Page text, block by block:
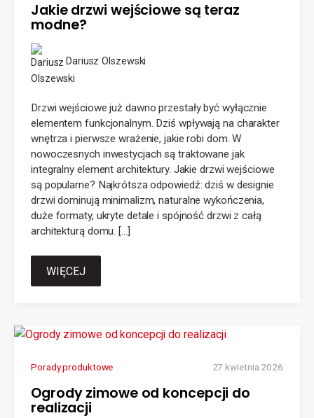
Jakie drzwi wejściowe są teraz
modne?
Dariusz Olszewski
Drzwi wejściowe już dawno przestały być wyłącznie
elementem funkcjonalnym. Dziś wpływają na charakter
wnętrza i pierwsze wrażenie, jakie robi dom. W
nowoczesnych inwestycjach są traktowane jak
integralny element architektury. Jakie drzwi wejściowe
są popularne? Najkrótsza odpowiedź: dziś w designie
drzwi dominują minimalizm, naturalne wykończenia,
duże formaty, ukryte detale i spójność drzwi z całą
architekturą domu. […]
WIĘCEJ
Porady produktowe 27 kwietnia 2026
Ogrody zimowe od koncepcji do
realizacji